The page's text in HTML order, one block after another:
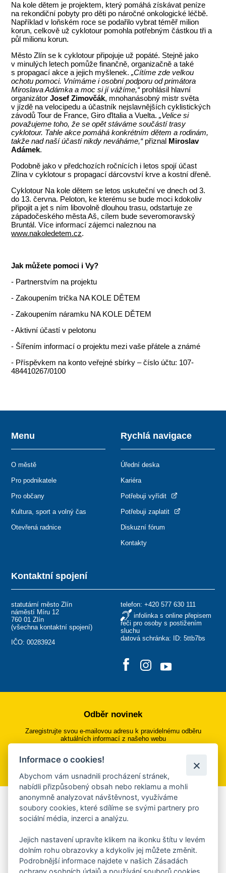
Na kole dětem je projektem, který pomáhá získávat peníze
na rekondiční pobyty pro děti po náročné onkologické léčbě.
Například v loňském roce se podařilo vybrat téměř milion
korun, celkově už cyklotour pomohla potřebným částkou tři a
půl milionu korun.
Město Zlín se k cyklotour připojuje už popáté. Stejně jako
v minulých letech pomůže finančně, organizačně a také
s propagací akce a jejich myšlenek.„Cítíme zde velkou
ochotu pomoci. Vnímáme i osobní podporu od primátora
Miroslava Adámka a moc si jí vážíme,“prohlásil hlavní
organizátorJosef Zimovčák, mnohanásobný mistr světa
v jízdě na velocipedu a účastník nejslavnějších cyklistických
závodů Tour de France, Giro ďItalia a Vuelta.„Velice si
považujeme toho, že se opět stáváme součástí trasy
cyklotour. Tahle akce pomáhá konkrétním dětem a rodinám,
takže nad naší účastí nikdy neváháme,“přiznal Miroslav
Adámek.
Podobně jako v předchozích ročnících i letos spojí účast
Zlína v cyklotour s propagací dárcovství krve a kostní dřeně.
Cyklotour Na kole dětem se letos uskuteční ve dnech od 3.
do 13. června. Peloton, ke kterému se bude moci kdokoliv
připojit a jet s ním libovolně dlouhou trasu, odstartuje ze
západočeského města Aš, cílem bude severomoravský
Bruntál. Více informací zájemci naleznou na
www.nakoledetem.cz.
Jak můžete pomoci i Vy?
- Partnerstvím na projektu
- Zakoupením trička NA KOLE DĚTEM
- Zakoupením náramku NA KOLE DĚTEM
- Aktivní účastí v pelotonu
- Šířením informací o projektu mezi vaše přátele a známé
- Příspěvkem na konto veřejné sbírky – číslo účtu: 107-
484410267/0100
Kontaktní spojení
statutární město Zlín
náměstí Míru 12
760 01 Zlín
(všechna kontaktní spojení)
IČO: 00283924
telefon: +420 577 630 111
infolinka s online přepisem
řeči pro osoby s postižením
sluchu
datová schránka: ID: 5ttb7bs
Menu
O městě
Pro podnikatele
Pro občany
Kultura, sport a volný čas
Otevřená radnice
Rychlá navigace
Úřední deska
Kariéra
Potřebuji vyřídit
Potřebuji zaplatit
Diskuzní fórum
Kontakty
Odběr novinek
Zaregistrujte svou e-mailovou adresu k pravidelnému odběru
aktuálních informací z našeho webu
Přihlásit se k odběru
Aplikace Mobilní rozhlas
Chcete dostávat do svého mobilu či mailu upozornění na
ankety, pozvánky na kulturní a sportovní akce?
Více informací o aplikaci
Informace o cookies!
Abychom vám usnadnili procházení stránek,
nabídli přizpůsobený obsah nebo reklamu a mohli
anonymně analyzovat návštěvnost, využíváme
soubory cookies, které sdílíme se svými partnery pro
sociální média, inzerci a analýzu.
Jejich nastavení upravíte klikem na ikonku štítu v levém
dolním rohu obrazovky a kdykoliv jej můžete změnit.
Podrobnější informace najdete v našich Zásadách